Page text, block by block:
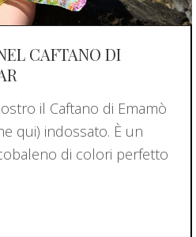
CAFTANO DI
il Caftano di Emamò
qui) indossato. È un
di colori perfetto